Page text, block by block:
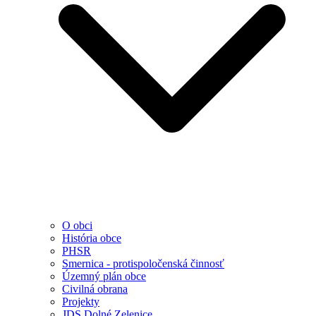
O obci
História obce
PHSR
Smernica - protispoločenská činnosť
Územný plán obce
Civilná obrana
Projekty